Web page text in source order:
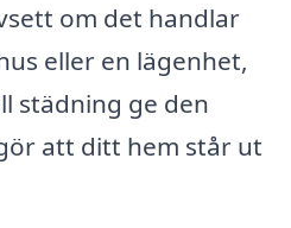
om det handlar
eller en lägenhet,
städning ge den
att ditt hem står ut